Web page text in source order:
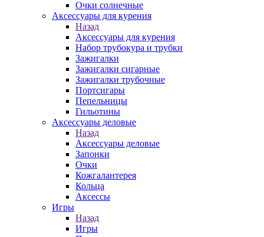
Очки солнечные
Аксессуары для курения
Назад
Аксессуары для курения
Набор трубокура и трубки
Зажигалки
Зажигалки сигарные
Зажигалки трубочные
Портсигары
Пепельницы
Гильотины
Аксессуары деловые
Назад
Аксессуары деловые
Запонки
Очки
Кожгалантерея
Кольца
Аксессы
Игры
Назад
Игры